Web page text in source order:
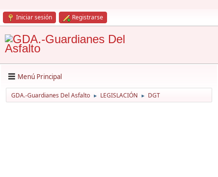
Iniciar sesión Registrarse
Menú Principal
GDA.-Guardianes Del Asfalto ► LEGISLACIÓN ► DGT